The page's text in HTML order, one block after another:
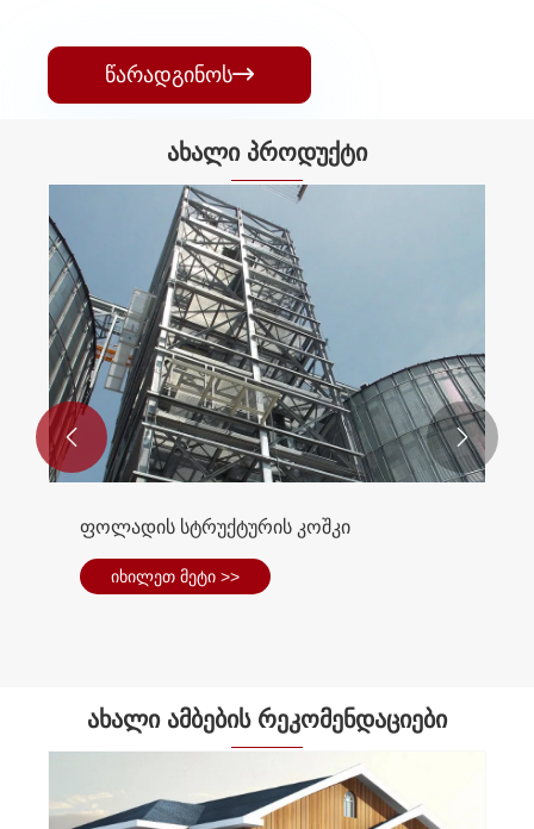
წარადგინოს
ახალი პროდუქტი
ფოლადის სტრუქტურის კოშკი
იხილეთ მეტი >>
 
ახალი ამბების რეკომენდაციები